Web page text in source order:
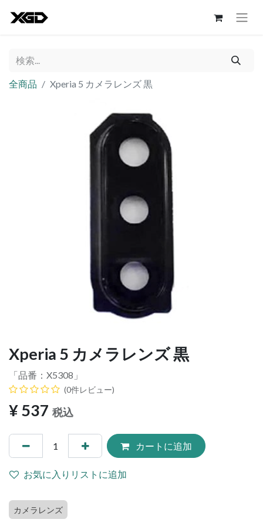
全商品 Xperia 5 カメラレンズ 黒
Xperia 5 カメラレンズ 黒
「品番： X5308 」
(0件レビュー)
¥537 税込
カートに追加
お気に入りリストに追加
カメラレンズ